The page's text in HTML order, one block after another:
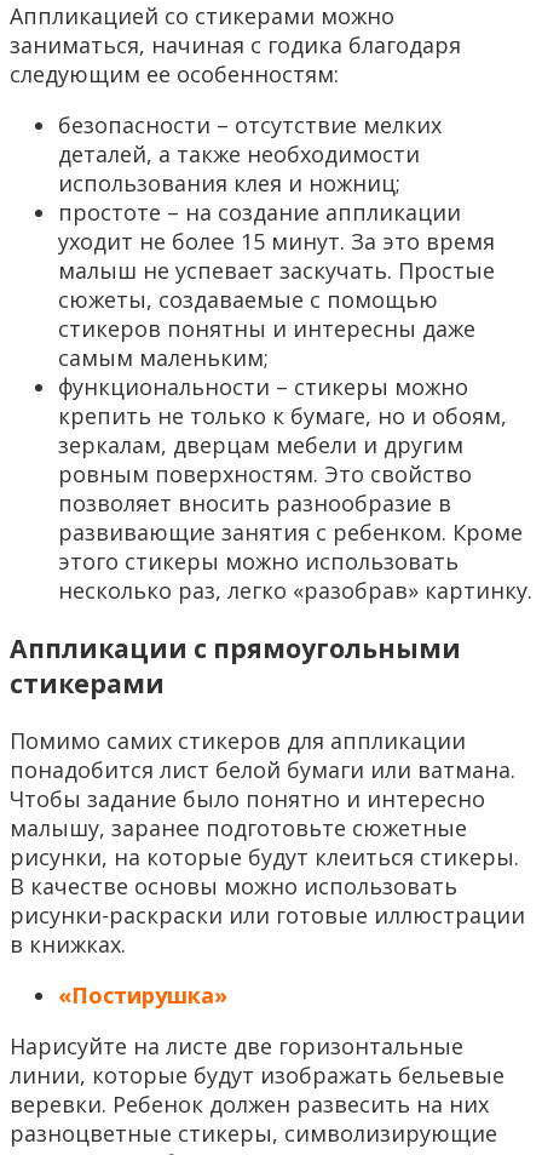
Аппликацией со стикерами можно
заниматься, начиная с годика благодаря
следующим ее особенностям:
безопасности – отсутствие мелких
деталей, а также необходимости
использования клея и ножниц;
простоте – на создание аппликации
уходит не более 15 минут. За это время
малыш не успевает заскучать. Простые
сюжеты, создаваемые с помощью
стикеров понятны и интересны даже
самым маленьким;
функциональности – стикеры можно
крепить не только к бумаге, но и обоям,
зеркалам, дверцам мебели и другим
ровным поверхностям. Это свойство
позволяет вносить разнообразие в
развивающие занятия с ребенком. Кроме
этого стикеры можно использовать
несколько раз, легко «разобрав» картинку.
Аппликации с прямоугольными
стикерами
Помимо самих стикеров для аппликации
понадобится лист белой бумаги или ватмана.
Чтобы задание было понятно и интересно
малышу, заранее подготовьте сюжетные
рисунки, на которые будут клеиться стикеры.
В качестве основы можно использовать
рисунки-раскраски или готовые иллюстрации
в книжках.
«Постирушка»
Нарисуйте на листе две горизонтальные
линии, которые будут изображать бельевые
веревки. Ребенок должен развесить на них
разноцветные стикеры, символизирующие